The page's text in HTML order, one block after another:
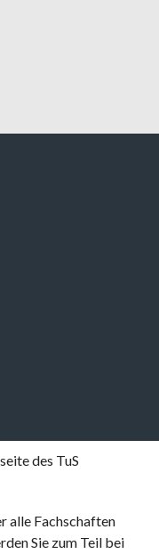
des TuS
alle Fachschaften
Sie zum Teil bei